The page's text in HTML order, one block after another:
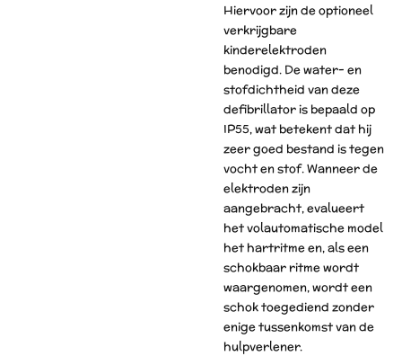
Hiervoor zijn de optioneel
verkrijgbare
kinderelektroden
benodigd. De water- en
stofdichtheid van deze
defibrillator is bepaald op
IP55, wat betekent dat hij
zeer goed bestand is tegen
vocht en stof. Wanneer de
elektroden zijn
aangebracht, evalueert
het volautomatische model
het hartritme en, als een
schokbaar ritme wordt
waargenomen, wordt een
schok toegediend zonder
enige tussenkomst van de
hulpverlener.